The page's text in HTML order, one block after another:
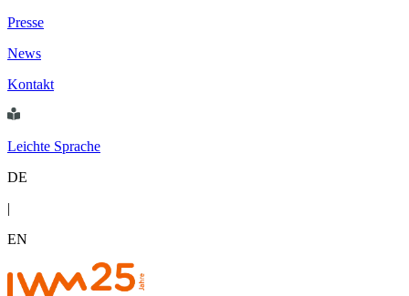
Presse
News
Kontakt
Leichte Sprache
DE
|
EN